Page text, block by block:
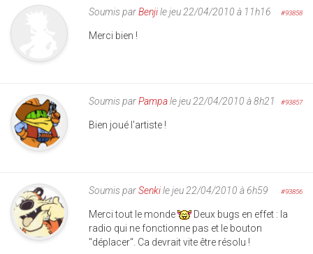
Soumis parBenjile jeu 22/04/2010 à 11h16 #93858
Merci bien !
Soumis parPampale jeu 22/04/2010 à 8h21 #93857
Bien joué l'artiste !
Soumis parSenkile jeu 22/04/2010 à 6h59 #93856
Merci tout le monde
Deux bugs en effet : la
radio qui ne fonctionne pas et le bouton
"déplacer". Ca devrait vite être résolu !